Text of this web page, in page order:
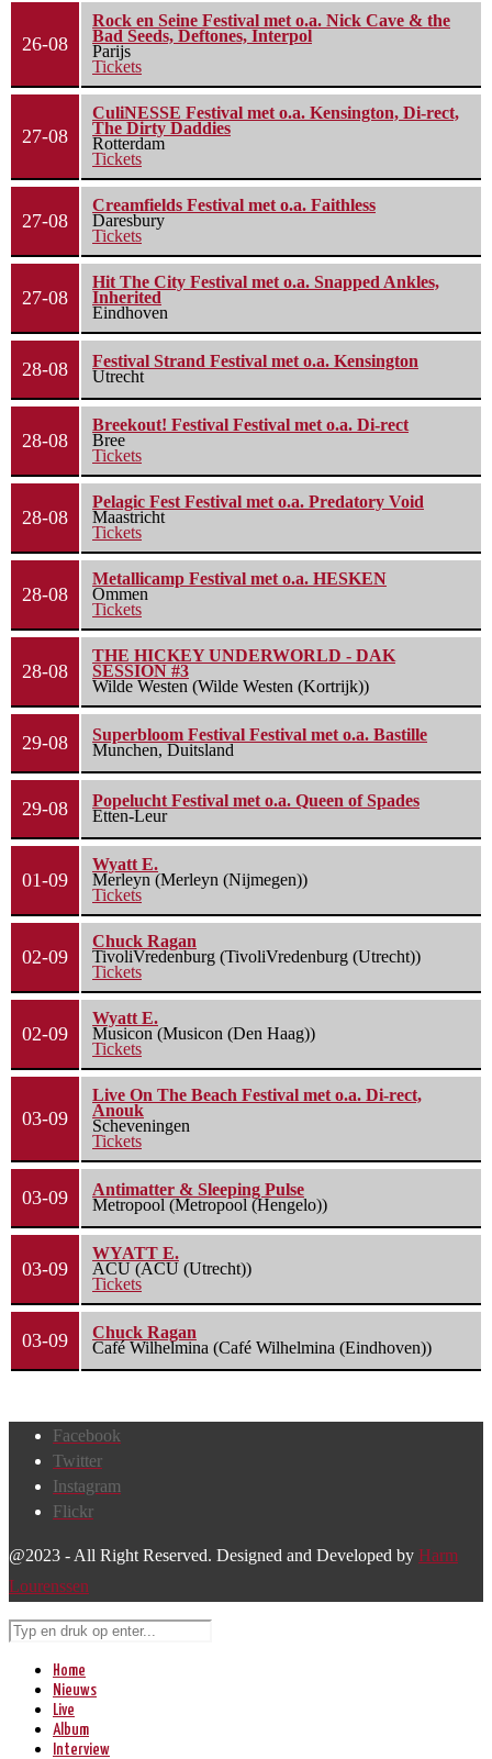
26-08
Rock en Seine Festival met o.a. Nick Cave & the
Bad Seeds, Deftones, Interpol
Parijs
Tickets
27-08
CuliNESSE Festival met o.a. Kensington, Di-rect,
The Dirty Daddies
Rotterdam
Tickets
27-08
Creamfields Festival met o.a. Faithless
Daresbury
Tickets
27-08
Hit The City Festival met o.a. Snapped Ankles,
Inherited
Eindhoven
28-08
Festival Strand Festival met o.a. Kensington
Utrecht
28-08
Breekout! Festival Festival met o.a. Di-rect
Bree
Tickets
28-08
Pelagic Fest Festival met o.a. Predatory Void
Maastricht
Tickets
28-08
Metallicamp Festival met o.a. HESKEN
Ommen
Tickets
28-08
THE HICKEY UNDERWORLD - DAK
SESSION #3
Wilde Westen (Wilde Westen (Kortrijk))
29-08
Superbloom Festival Festival met o.a. Bastille
Munchen, Duitsland
29-08
Popelucht Festival met o.a. Queen of Spades
Etten-Leur
01-09
Wyatt E.
Merleyn (Merleyn (Nijmegen))
Tickets
02-09
Chuck Ragan
TivoliVredenburg (TivoliVredenburg (Utrecht))
Tickets
02-09
Wyatt E.
Musicon (Musicon (Den Haag))
Tickets
03-09
Live On The Beach Festival met o.a. Di-rect,
Anouk
Scheveningen
Tickets
03-09
Antimatter & Sleeping Pulse
Metropool (Metropool (Hengelo))
03-09
WYATT E.
ACU (ACU (Utrecht))
Tickets
03-09
Chuck Ragan
Café Wilhelmina (Café Wilhelmina (Eindhoven))
Facebook
Twitter
Instagram
Flickr
@2023 - All Right Reserved. Designed and Developed by Harm
Lourenssen
Home
Nieuws
Live
Album
Interview